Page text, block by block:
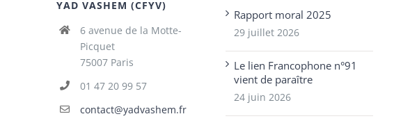
YAD VASHEM (CFYV)
6 avenue de la Motte-
Picquet
75007 Paris
01 47 20 99 57
contact@yadvashem.fr
Rapport moral 2025
29 juillet 2026
Le lien Francophone n°91
vient de paraître
24 juin 2026